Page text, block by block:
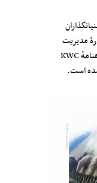
مدیریت
محیط زیست. این نوشته اولین بار در ماهنامهٔ KWC
است.